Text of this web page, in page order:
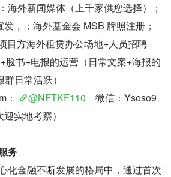
海外新闻媒体（上千家供您选择）；
，；海外基金会 MSB 牌照注册；
目方海外租赁办公场地+人员招聘
脸书+电报的运营（日常文案+海报的
日常活跃）
：
@NFTKF110
    微信：Ysoso9
实地考察）
务
化金融不断发展的格局中，通过首次